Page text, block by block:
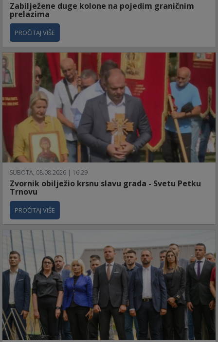
Zabilježene duge kolone na pojedim graničnim
prelazima
PROČITAJ VIŠE
SUBOTA, 08.08.2026 | 16:29
Zvornik obilježio krsnu slavu grada - Svetu Petku
Trnovu
PROČITAJ VIŠE